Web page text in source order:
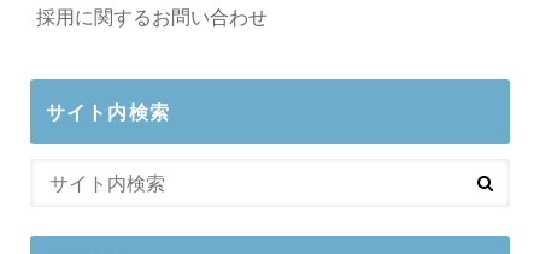
採用に関するお問い合わせ
サイト内検索